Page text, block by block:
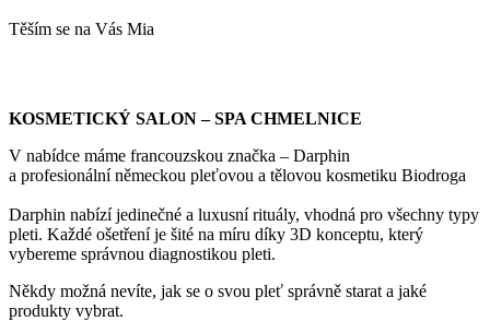
Těším se na Vás Mia
KOSMETICKÝ SALON – SPA CHMELNICE
V nabídce máme francouzskou značka – Darphin
a profesionální německou pleťovou a tělovou kosmetiku Biodroga
Darphin nabízí jedinečné a luxusní rituály, vhodná pro všechny typy
pleti. Každé ošetření je šité na míru díky 3D konceptu, který
vybereme správnou diagnostikou pleti.
Někdy možná nevíte, jak se o svou pleť správně starat a jaké
produkty vybrat.